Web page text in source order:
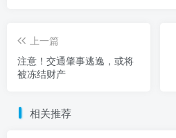
上一篇
注意！交通肇事逃逸，或将
被冻结财产
相关推荐